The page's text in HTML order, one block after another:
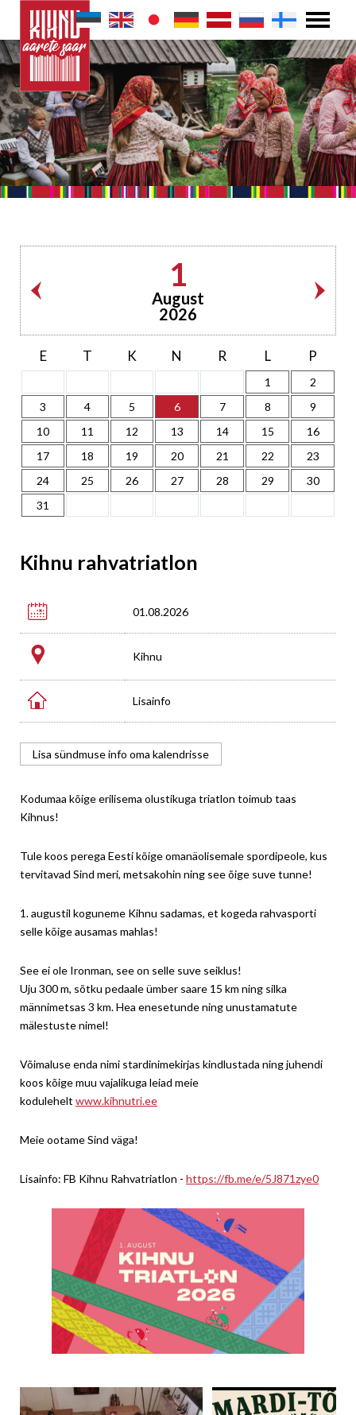
1
August
2026
E T K N R L P
1
2
3
4 5 6 7 8
9
10
11 12 13 14 15
16
17
18 19 20 21 22
23
24
25 26 27 28 29
30
31
Kihnu rahvatriatlon
 01.08.2026
Kihnu
 Lisainfo
Lisa sündmuse info oma kalendrisse
Kodumaa kõige erilisema olustikuga triatlon toimub taas
Kihnus!
Tule koos perega Eesti kõige omanäolisemale spordipeole, kus
tervitavad Sind meri, metsakohin ning see õige suve tunne!
1. augustil koguneme Kihnu sadamas, et kogeda rahvasporti
selle kõige ausamas mahlas!
See ei ole Ironman, see on selle suve seiklus!
Uju 300 m, sõtku pedaale ümber saare 15 km ning silka
männimetsas 3 km. Hea enesetunde ning unustamatute
mälestuste nimel!
Võimaluse enda nimi stardinimekirjas kindlustada ning juhendi
koos kõige muu vajalikuga leiad meie
kodulehelt www.kihnutri.ee
Meie ootame Sind väga!
Lisainfo: FB Kihnu Rahvatriatlon - https://fb.me/e/5J871zye0